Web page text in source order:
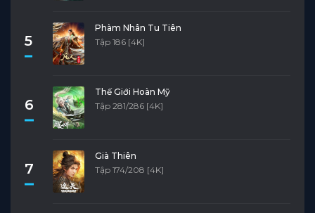
5
Phàm Nhân Tu Tiên
Tập 186 [4K]
6
Thế Giới Hoàn Mỹ
Tập 281/286 [4K]
7
Già Thiên
Tập 174/208 [4K]